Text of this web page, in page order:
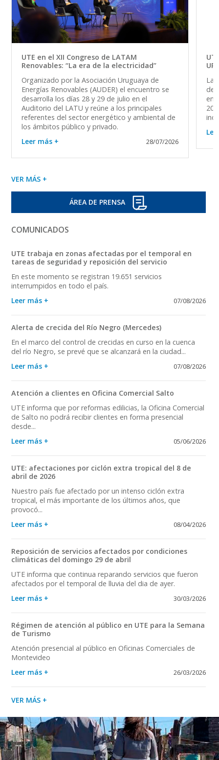
UTE en el XII Congreso de LATAM
Renovables: “La era de la electricidad”
Organizado por la Asociación Uruguaya de
Energías Renovables (AUDER) el encuentro se
desarrolla los días 28 y 29 de julio en el
Auditorio del LATU y reúne a los principales
referentes del sector energético y ambiental de
los ámbitos público y privado.
Leer más +
28/07/2026
La
del
en
VER MÁS +
ÁREA DE PRENSA
COMUNICADOS
UTE trabaja en zonas afectadas por el temporal en
tareas de seguridad y reposición del servicio
En este momento se registran 19.651 servicios
interrumpidos en todo el país.
Leer más +
07/08/2026
Alerta de crecida del Río Negro (Mercedes)
En el marco del control de crecidas en curso en la cuenca
del río Negro, se prevé que se alcanzará en la ciudad...
Leer más +
07/08/2026
Atención a clientes en Oficina Comercial Salto
UTE informa que por reformas edilicias, la Oficina Comercial
de Salto no podrá recibir clientes en forma presencial
desde...
Leer más +
05/06/2026
UTE: afectaciones por ciclón extra tropical del 8 de
abril de 2026
Nuestro país fue afectado por un intenso ciclón extra
tropical, el más importante de los últimos años, que
provocó...
Leer más +
08/04/2026
Reposición de servicios afectados por condiciones
climáticas del domingo 29 de abril
UTE informa que continua reparando servicios que fueron
afectados por el temporal de lluvia del dia de ayer.
Leer más +
30/03/2026
Régimen de atención al público en UTE para la Semana
de Turismo
Atención presencial al público en Oficinas Comerciales de
Montevideo
Leer más +
26/03/2026
VER MÁS +